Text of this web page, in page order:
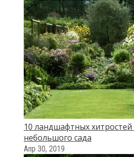
10 ландшафтных
небольшого сада
Апр 30, 2019